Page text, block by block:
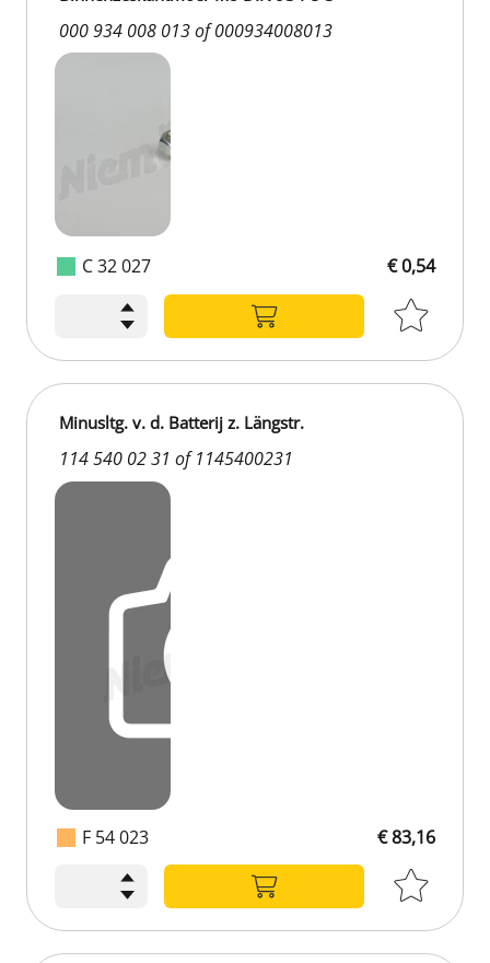
C 32 027
000 934 008 013 of 000934008013
€ 0,54
F 54 023
Minusltg. v. d. Batterij z. Längstr.
114 540 02 31 of 1145400231
€ 83,16